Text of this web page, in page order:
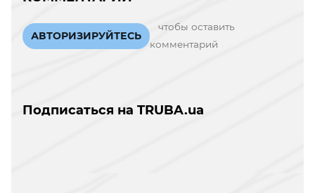
АВТОРИЗИРУЙТЕСЬ
чтобы оставить
комментарий
Подписаться на TRUBA.ua